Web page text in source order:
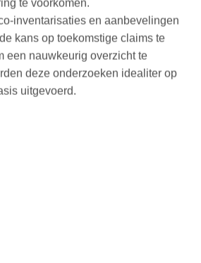
en aanbevelingen
kans op toekomstige claims te
een nauwkeurig overzicht te
deze onderzoeken idealiter op
uitgevoerd.